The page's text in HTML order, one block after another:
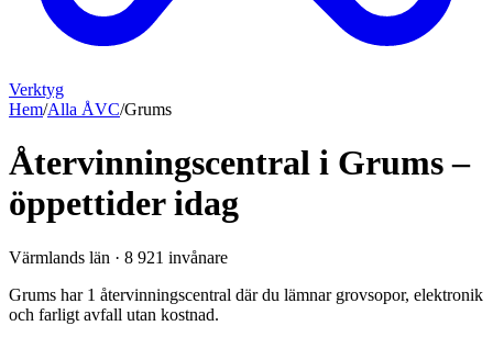
Verktyg
Hem/Alla ÅVC/Grums
Återvinningscentral i Grums –
öppettider idag
Värmlands län · 8 921 invånare
Grums har 1 återvinningscentral där du lämnar grovsopor, elektronik
och farligt avfall utan kostnad.